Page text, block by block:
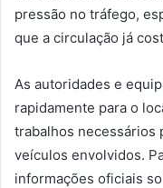
pressão no tráfego,
que a circulação já
As autoridades e
rapidamente para o
trabalhos necessários
veículos envolvidos.
informações oficiais